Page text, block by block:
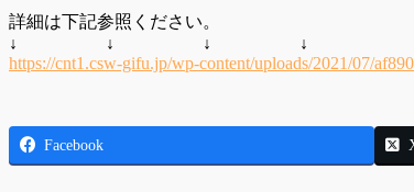
詳細は下記参照ください。
↓ ↓ ↓ ↓
https://cnt1.csw-gifu.jp/wp-content/uploads/2021/07/
Facebook